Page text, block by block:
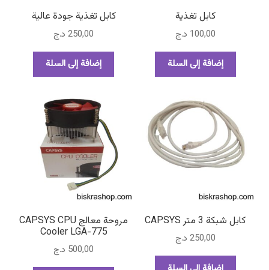
كابل تغذية
100,00 د.ج
إضافة إلى السلة
كابل تغذية جودة عالية
250,00 د.ج
إضافة إلى السلة
كابل شبكة 3 متر CAPSYS
250,00 د.ج
مروحة معالج CAPSYS CPU
Cooler LGA-775
500,00 د.ج